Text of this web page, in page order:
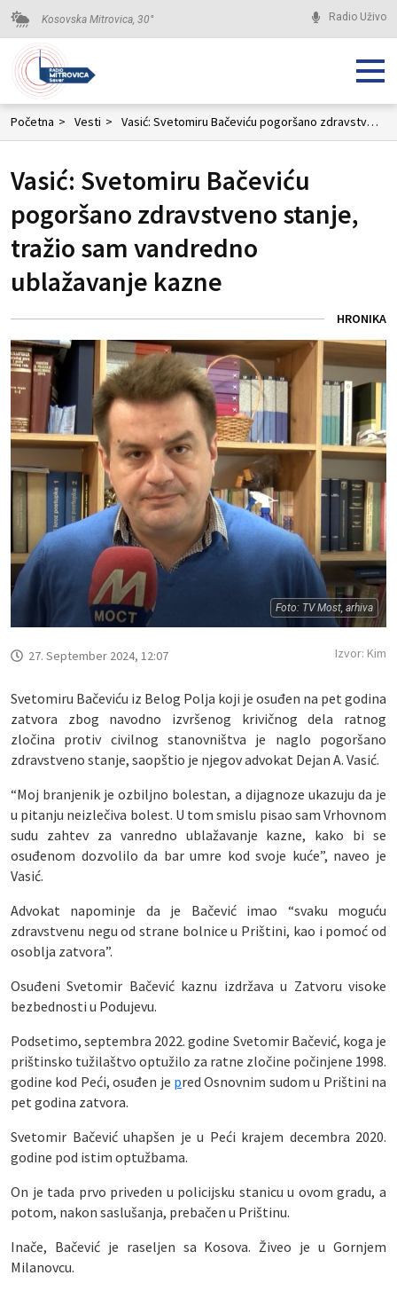
Kosovska Mitrovica, 30° Radio Uživo
Početna > Vesti > Vasić: Svetomiru Bačeviću pogoršano zdravstveno stanje, tražio sam vandredno ublažavanje kazne
Vasić: Svetomiru Bačeviću
pogoršano zdravstveno stanje,
tražio sam vandredno
ublažavanje kazne
HRONIKA
Foto: TV Most, arhiva
27. September 2024, 12:07 Izvor: Kim
Svetomiru Bačeviću iz Belog Polja koji je osuđen na pet godina
zatvora zbog navodno izvršenog krivičnog dela ratnog
zločina protiv civilnog stanovništva je naglo pogoršano
zdravstveno stanje, saopštio je njegov advokat Dejan A. Vasić.
“Moj branjenik je ozbiljno bolestan, a dijagnoze ukazuju da je
u pitanju neizlečiva bolest. U tom smislu pisao sam Vrhovnom
sudu zahtev za vanredno ublažavanje kazne, kako bi se
osuđenom dozvolilo da bar umre kod svoje kuće”, naveo je
Vasić.
Advokat napominje da je Bačević imao “svaku moguću
zdravstvenu negu od strane bolnice u Prištini, kao i pomoć od
osoblja zatvora”.
Osuđeni Svetomir Bačević kaznu izdržava u Zatvoru visoke
bezbednosti u Podujevu.
Podsetimo, septembra 2022. godine Svetomir Bačević, koga je
prištinsko tužilaštvo optužilo za ratne zločine počinjene 1998.
godine kod Peći, osuđen je pred Osnovnim sudom u Prištini na
pet godina zatvora.
Svetomir Bačević uhapšen je u Peći krajem decembra 2020.
godine pod istim optužbama.
On je tada prvo priveden u policijsku stanicu u ovom gradu, a
potom, nakon saslušanja, prebačen u Prištinu.
Inače, Bačević je raseljen sa Kosova. Živeo je u Gornjem
Milanovcu.